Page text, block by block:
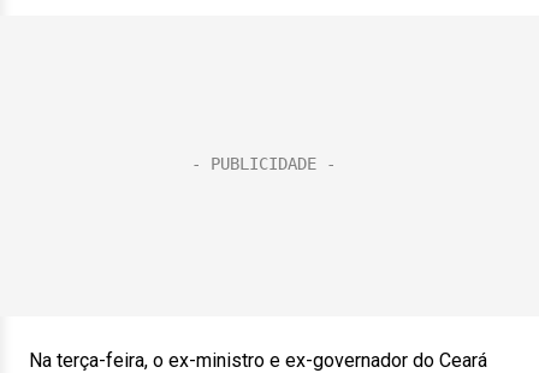
Na terça-feira, o ex-ministro e ex-governador do Ceará